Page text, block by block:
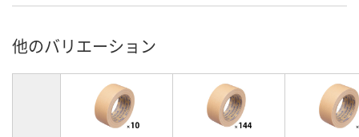
他のバリエーション